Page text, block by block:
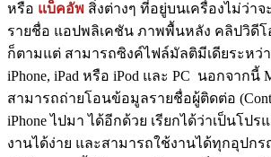
หรือ แบ็คอัพ สิ่งต่างๆ ที่อยู่บนเครื่องไม่ว่าจ
รายชื่อ แอปพลิเคชัน ภาพพื้นหลัง คลิปวิดีโ
ก็ตามแต่ สามารถซิงค์ไฟล์มัลติมีเดียระหว่
iPhone, iPad หรือ iPod และ PC นอกจากนี้
สามารถถ่ายโอนข้อมูลรายชื่อผู้ติดต่อ
iPhone ไปมา ได้อีกด้วย เรียกได้ว่าเป็นโป
งานได้ง่าย และสามารถใช้งานได้ทุกอุปกร